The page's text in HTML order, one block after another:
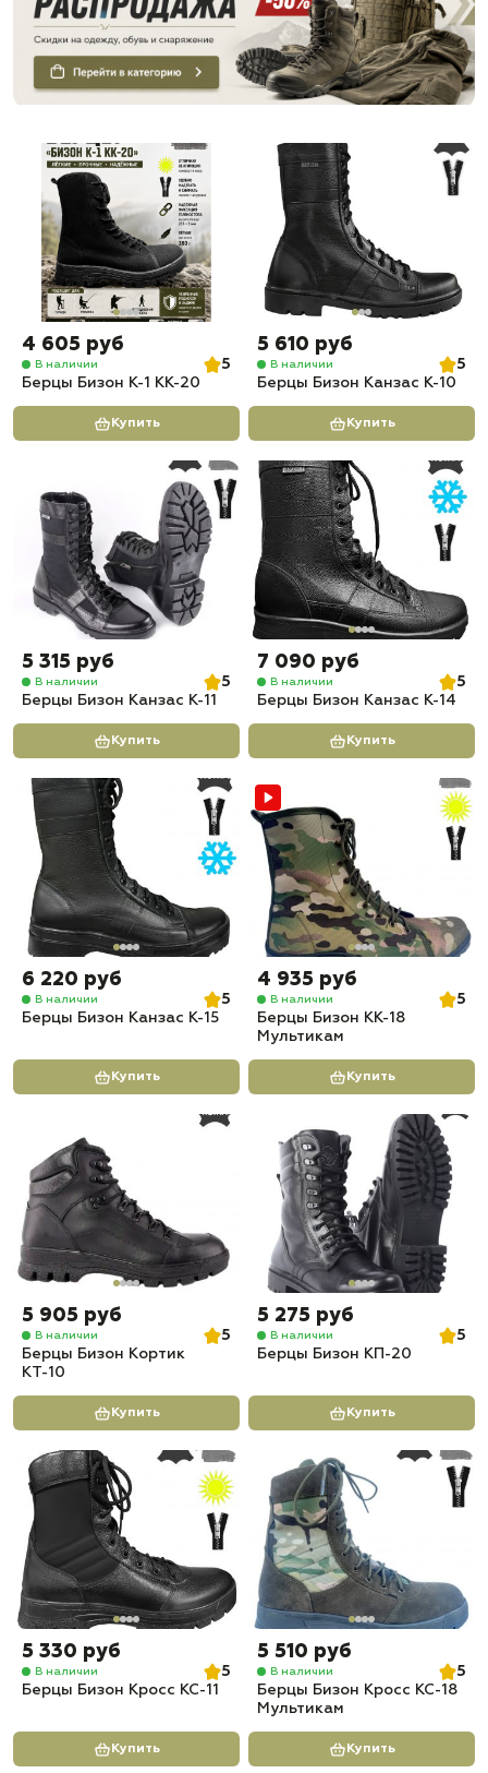
4 605 руб
В наличии
5
Берцы Бизон К-1 КК-20
Купить
5 610 руб
В наличии
5
Берцы Бизон Канзас К-10
Купить
5 315 руб
В наличии
5
Берцы Бизон Канзас К-11
Купить
7 090 руб
В наличии
5
Берцы Бизон Канзас К-14
Купить
6 220 руб
В наличии
5
Берцы Бизон Канзас К-15
Купить
4 935 руб
В наличии
5
Берцы Бизон КК-18
Мультикам
Купить
5 905 руб
В наличии
5
Берцы Бизон Кортик
КТ-10
Купить
5 275 руб
В наличии
5
Берцы Бизон КП-20
Купить
5 330 руб
В наличии
5
Берцы Бизон Кросс КС-11
Купить
5 510 руб
В наличии
5
Берцы Бизон Кросс КС-18
Мультикам
Купить